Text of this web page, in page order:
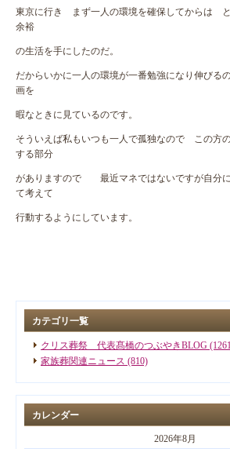
東京に行き まず一人の環境を確保してからは
余裕
の生活を手にしたのだ。
だからいかに一人の環境が一番勉強になり伸びる
画を
暇なときに見ているのです。
そういえば私もいつも一人で孤独なので この方
する部分
がありますので 最近マネではないですが自分
て考えて
行動するようにしています。
カテゴリ一覧
クリス葬祭 代表髙橋のつぶやきBLOG
家族葬関連ニュース (810)
カレンダー
2026年8月